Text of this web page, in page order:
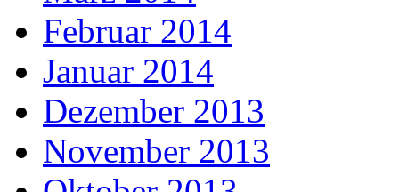
Februar 2014
Januar 2014
Dezember 2013
November 2013